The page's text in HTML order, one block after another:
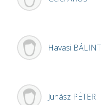
Havasi BÁLINT
Juhász PÉTER